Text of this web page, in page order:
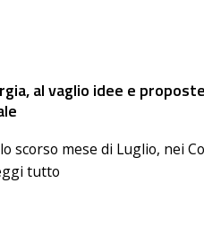
al vaglio idee e
scorso mese di Luglio, nei
tutto